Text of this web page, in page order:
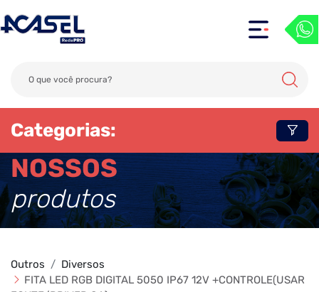
Categorias:
NOSSOS
produtos
Outros
Diversos
FITA LED RGB DIGITAL 5050 IP67 12V +CONTROLE(USAR